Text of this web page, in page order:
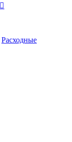
Расходные